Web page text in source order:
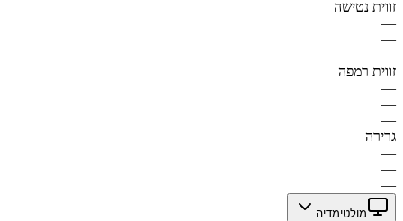
זווית נטישה
—
—
—
זווית רמפה
—
—
—
גרירה
—
—
—
מולטימדיה